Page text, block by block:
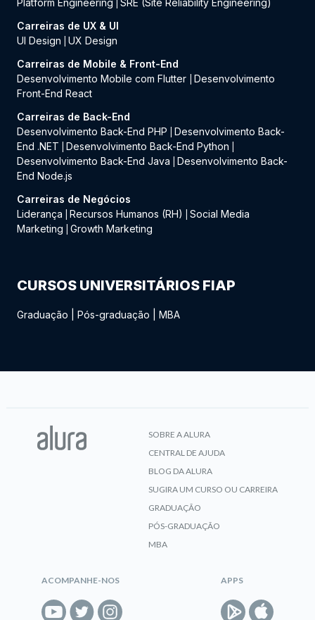
Platform Engineering
SRE (Site Reliability Engineering)
Carreiras de UX & UI
UI Design
UX Design
Carreiras de Mobile & Front-End
Desenvolvimento Mobile com Flutter
Desenvolvimento
Front-End React
Carreiras de Back-End
Desenvolvimento Back-End PHP
Desenvolvimento Back-
End .NET
Desenvolvimento Back-End Python
Desenvolvimento Back-End Java
Desenvolvimento Back-
End Node.js
Carreiras de Negócios
Liderança
Recursos Humanos (RH)
Social Media
Marketing
Growth Marketing
CURSOS UNIVERSITÁRIOS FIAP
Graduação Pós-graduação MBA
SOBRE A ALURA
CENTRAL DE AJUDA
BLOG DA ALURA
SUGIRA UM CURSO OU CARREIRA
GRADUAÇÃO
PÓS-GRADUAÇÃO
MBA
ACOMPANHE-NOS APPS